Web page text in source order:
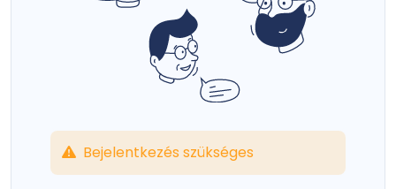
Bejelentkezés szükséges